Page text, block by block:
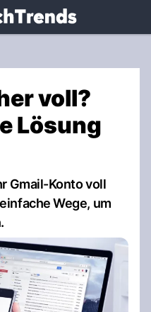
voll?
Lösung
Gmail-Konto voll
Wege, um